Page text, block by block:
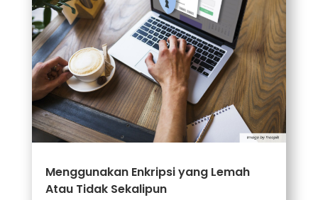
Menggunakan Enkripsi yang Lemah
Atau Tidak Sekalipun